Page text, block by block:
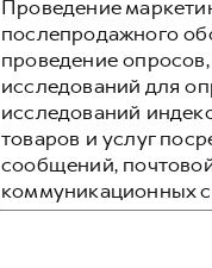
Проведение
послепродажного
проведение
исследований для
исследований
товаров и услуг
сообщений,
коммуникационных